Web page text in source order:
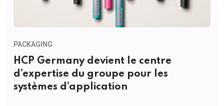
PACKAGING
HCP Germany devient le centre
d’expertise du groupe pour les
systèmes d’application